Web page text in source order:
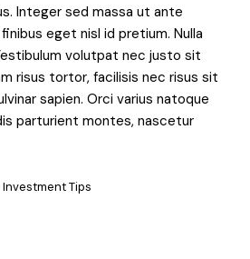
Integer sed massa ut ante
eget nisl id pretium. Nulla
volutpat nec justo sit
risus tortor, facilisis nec risus sit
sapien. Orci varius natoque
parturient montes, nascetur
Investment Tips